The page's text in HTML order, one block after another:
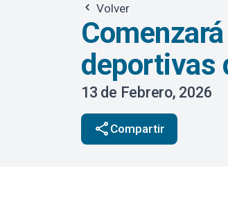
Volver
deportivas
13 de Febrero, 2026
share Compartir